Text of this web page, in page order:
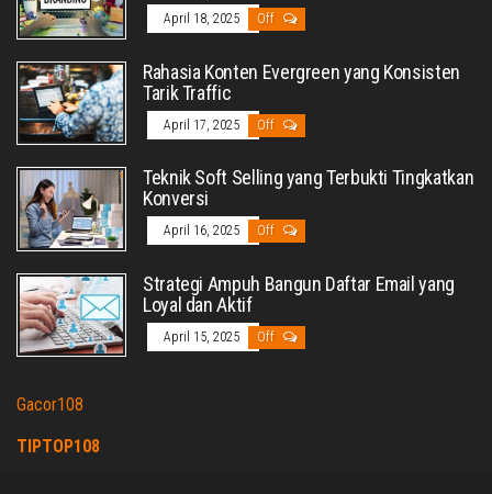
April 18, 2025 Off
Rahasia Konten Evergreen yang Konsisten
Tarik Traffic
April 17, 2025 Off
Teknik Soft Selling yang Terbukti Tingkatkan
Konversi
April 16, 2025 Off
Strategi Ampuh Bangun Daftar Email yang
Loyal dan Aktif
April 15, 2025 Off
Gacor108
TIPTOP108